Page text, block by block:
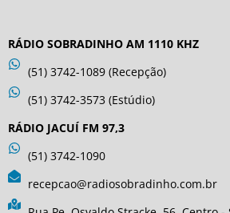
RÁDIO SOBRADINHO AM 1110 KHZ
(51) 3742-1089 (Recepção)
(51) 3742-3573 (Estúdio)
RÁDIO JACUÍ FM 97,3
(51) 3742-1090
recepcao@radiosobradinho.com.br